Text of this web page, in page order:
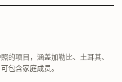
的项目，涵盖加勒比、土耳其、
包含家庭成员。